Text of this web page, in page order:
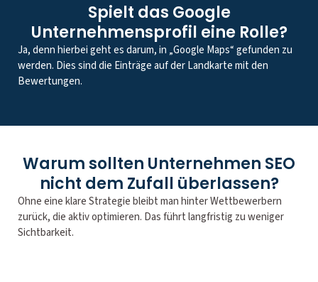
Spielt das Google
Unternehmensprofil eine Rolle?
Ja, denn hierbei geht es darum, in „Google Maps“ gefunden zu
werden. Dies sind die Einträge auf der Landkarte mit den
Bewertungen.
Warum sollten Unternehmen SEO
nicht dem Zufall überlassen?
Ohne eine klare Strategie bleibt man hinter Wettbewerbern
zurück, die aktiv optimieren. Das führt langfristig zu weniger
Sichtbarkeit.